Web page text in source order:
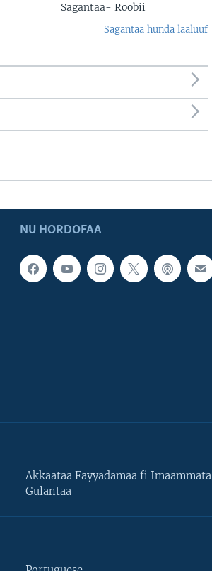
Sagantaa- Roobii
Sagantaa hunda laaluuf
NU HORDOFAA
Akkaataa Fayyadamaa fi Imaammata
Gulantaa